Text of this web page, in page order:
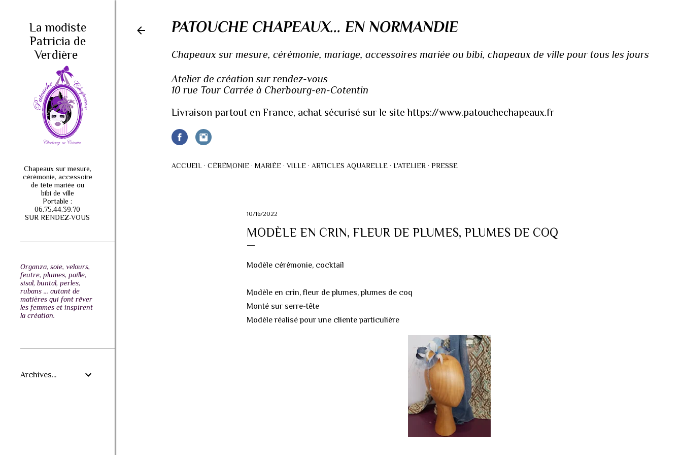
PATOUCHE CHAPEAUX... EN NORMANDIE
Chapeaux sur mesure, cérémonie, mariage, accessoires mariée ou bibi, chapeaux de ville pour tous les jours
Atelier de création sur rendez-vous
10 rue Tour Carrée à Cherbourg-en-Cotentin
Livraison partout en France, achat sécurisé sur le site https://www.patouchechapeaux.fr
ACCUEIL CÉRÉMONIE MARIÉE VILLE ARTICLES AQUARELLE L'ATELIER PRESSE
10/16/2022
MODÈLE EN CRIN, FLEUR DE PLUMES, PLUMES DE COQ
Modèle cérémonie, cocktail
Modèle en crin, fleur de plumes, plumes de coq
Monté sur serre-tête
Modèle réalisé pour une cliente particulière
La modiste
Patricia de
Verdière
Chapeaux sur mesure,
cérémonie, accessoire
de tête mariée ou
bibi de ville
Portable :
06.75.44.39.70
SUR RENDEZ-VOUS
Organza, soie, velours,
feutre, plumes, paille,
sisal, buntal, perles,
rubans ... autant de
matières qui font rêver
les femmes et inspirent
la création.
Archives...